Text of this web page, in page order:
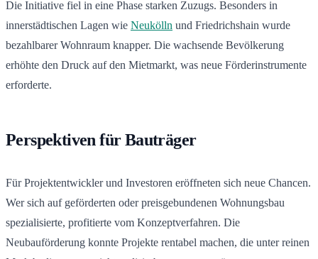
Die Initiative fiel in eine Phase starken Zuzugs. Besonders in
innerstädtischen Lagen wie Neukölln und Friedrichshain wurde
bezahlbarer Wohnraum knapper. Die wachsende Bevölkerung
erhöhte den Druck auf den Mietmarkt, was neue Förderinstrumente
erforderte.
Perspektiven für Bauträger
Für Projektentwickler und Investoren eröffneten sich neue Chancen.
Wer sich auf geförderten oder preisgebundenen Wohnungsbau
spezialisierte, profitierte vom Konzeptverfahren. Die
Neubauförderung konnte Projekte rentabel machen, die unter reinen